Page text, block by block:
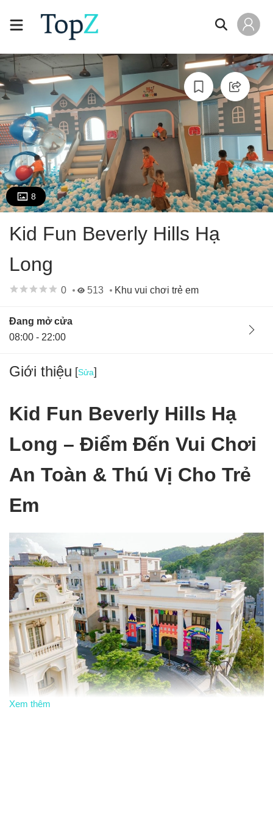
Ban quản lý
Kid Fun Beverly Hills Hạ Long
8
Kid Fun Beverly Hills Hạ
Long
0 513 Khu vui chơi trẻ em
Đang mở cửa
08:00 - 22:00
Giới thiệu [Sửa]
Kid Fun Beverly Hills Hạ
Long – Điểm Đến Vui Chơi
An Toàn & Thú Vị Cho Trẻ
Em
Xem thêm